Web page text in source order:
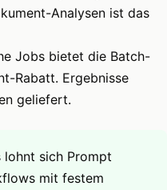
Analysen ist das
Jobs bietet die Batch-
Rabatt. Ergebnisse
geliefert.
lohnt sich Prompt
mit festem